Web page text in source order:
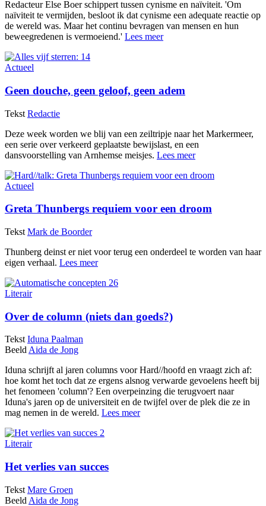
Redacteur Else Boer schippert tussen cynisme en naïviteit. 'Om
naïviteit te vermijden, besloot ik dat cynisme een adequate reactie op
de wereld was. Maar het continu bevragen van mensen en hun
beweegredenen is vermoeiend.' Lees meer
Actueel
Geen douche, geen geloof, geen adem
Tekst Redactie
Deze week worden we blij van een zeiltripje naar het Markermeer,
een serie over verkeerd geplaatste bewijslast, en een
dansvoorstelling van Arnhemse meisjes. Lees meer
Actueel
Greta Thunbergs requiem voor een droom
Tekst Mark de Boorder
Thunberg deinst er niet voor terug een onderdeel te worden van haar
eigen verhaal. Lees meer
Literair
Over de column (niets dan goeds?)
Tekst Iduna Paalman
BeeldAida de Jong
Iduna schrijft al jaren columns voor Hard//hoofd en vraagt zich af:
hoe komt het toch dat ze ergens alsnog verwarde gevoelens heeft bij
het fenomeen 'column'? Een overpeinzing die terugvoert naar
Iduna's jaren op de universiteit en de twijfel over de plek die ze in
mag nemen in de wereld. Lees meer
Literair
Het verlies van succes
Tekst Mare Groen
Beeld Aida de Jong